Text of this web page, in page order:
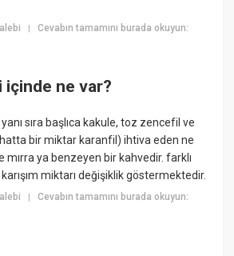
|Cevabın tamamını burada okuyun:
içinde ne var?
sıra başlıca kakule, toz zencefil ve
bir miktar karanfil) ihtiva eden ne
mırra ya benzeyen bir kahvedir. farklı
miktarı değişiklik göstermektedir.
|Cevabın tamamını burada okuyun: